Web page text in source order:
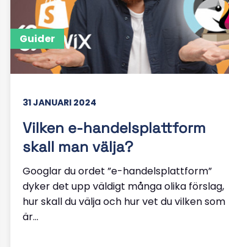
Guider
31 JANUARI 2024
Vilken e-handelsplattform
skall man välja?
Googlar du ordet ”e-handelsplattform”
dyker det upp väldigt många olika förslag,
hur skall du välja och hur vet du vilken som
är...